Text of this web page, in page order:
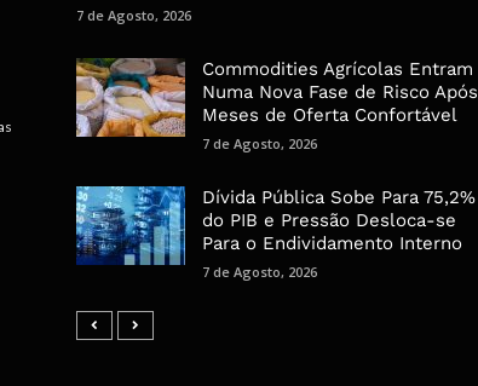
7 de Agosto, 2026
Commodities Agrícolas Entram
Numa Nova Fase de Risco Após
Meses de Oferta Confortável
7 de Agosto, 2026
Dívida Pública Sobe Para 75,2%
do PIB e Pressão Desloca-se
Para o Endividamento Interno
7 de Agosto, 2026